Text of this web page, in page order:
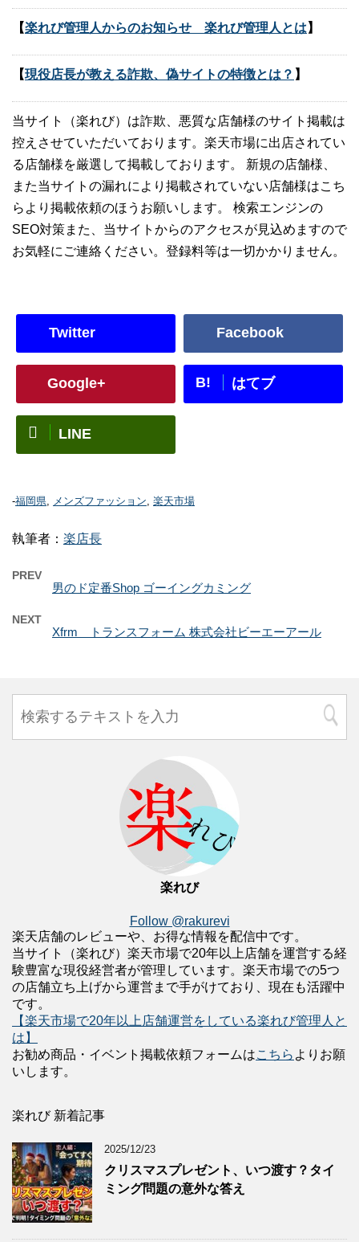
【楽れび管理人からのお知らせ 楽れび管理人とは 】
【現役店長が教える詐欺、偽サイトの特徴とは？ 】
当サイト（楽れび）は詐欺、悪質な店舗様のサイト掲載は
控えさせていただいております。楽天市場に出店されてい
る店舗様を厳選して掲載しております。 新規の店舗様、
また当サイトの漏れにより掲載されていない店舗様はこち
らより掲載依頼のほうお願いします。 検索エンジンの
SEO対策また、当サイトからのアクセスが見込めますので
お気軽にご連絡ください。登録料等は一切かかりません。
Twitter Facebook
Google+ B! はてブ
LINE
-福岡県, メンズファッション, 楽天市場
執筆者： 楽店長
PREV
男のド定番Shop ゴーイングカミング
NEXT
Xfrm トランスフォーム 株式会社ビーエーアール
楽れび
Follow @rakurevi
楽天店舗のレビューや、お得な情報を配信中です。
当サイト（楽れび）楽天市場で20年以上店舗を運営する経
験豊富な現役経営者が管理しています。楽天市場での5つ
の店舗立ち上げから運営まで手がけており、現在も活躍中
です。
【楽天市場で20年以上店舗運営をしている楽れび管理人と
は】
お勧め商品・イベント掲載依頼フォームはこちら よりお願
いします。
楽れび 新着記事
2025/12/23
クリスマスプレゼント、いつ渡す？タイ
ミング問題の意外な答え